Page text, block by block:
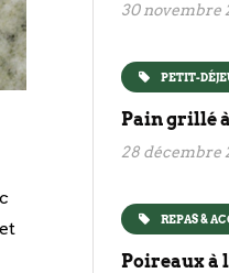
30 novembre
PETIT-
Pain grillé
28 décembre
REPAS &
Poireaux à